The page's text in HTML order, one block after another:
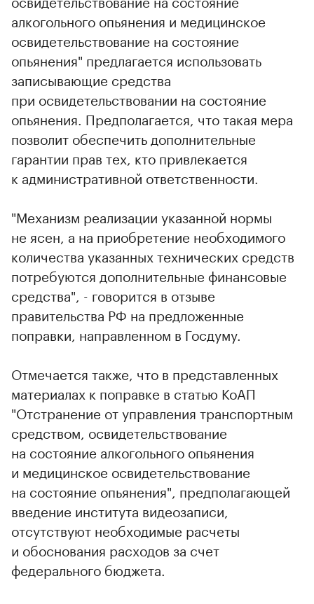
алкогольного опьянения и медицинское
освидетельствование на состояние
опьянения" предлагается использовать
записывающие средства
при освидетельствовании на состояние
опьянения. Предполагается, что такая мера
позволит обеспечить дополнительные
гарантии прав тех, кто привлекается
к административной ответственности.
"Механизм реализации указанной нормы
не ясен, а на приобретение необходимого
количества указанных технических средств
потребуются дополнительные финансовые
средства", - говорится в отзыве
правительства РФ на предложенные
поправки, направленном в Госдуму.
Отмечается также, что в представленных
материалах к поправке в статью КоАП
"Отстранение от управления транспортным
средством, освидетельствование
на состояние алкогольного опьянения
и медицинское освидетельствование
на состояние опьянения", предполагающей
введение института видеозаписи,
отсутствуют необходимые расчеты
и обоснования расходов за счет
федерального бюджета.